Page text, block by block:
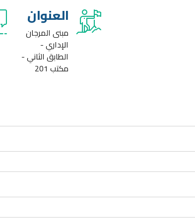
العنوان
مبنى المرجان
الإداري -
الطابق الثاني -
مكتب 201